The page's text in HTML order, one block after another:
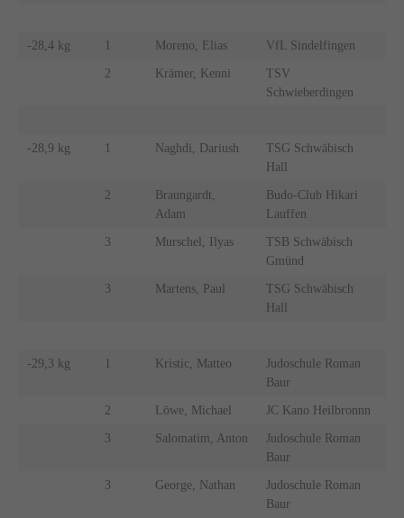
-28,4 kg 1 Moreno, Elias VfL Sindelfingen
2 Krämer, Kenni
TSV
Schwieberdingen
-28,9 kg 1 Naghdi, Dariush
TSG Schwäbisch
Hall
2
Braungardt,
Adam
Budo-Club Hikari
Lauffen
3 Murschel, Ilyas
TSB Schwäbisch
Gmünd
3 Martens, Paul
TSG Schwäbisch
Hall
-29,3 kg 1 Kristic, Matteo
Judoschule Roman
Baur
2 Löwe, Michael JC Kano Heilbronnn
3 Salomatim, Anton
Judoschule Roman
Baur
3 George, Nathan
Judoschule Roman
Baur